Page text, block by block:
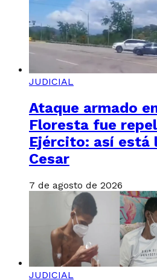
JUDICIAL
Ataque armado
Floresta fue
Ejército: así está
Cesar
7 de agosto de 2026
JUDICIAL